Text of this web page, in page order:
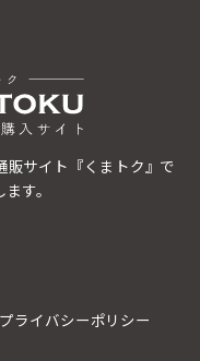
サイト『くまトク』で
す。
プライバシーポリシー